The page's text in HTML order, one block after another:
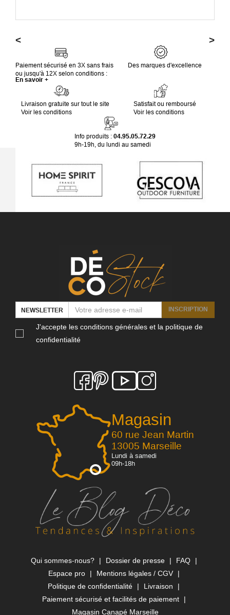
< >
Paiement sécurisé en 3X sans frais
ou jusqu'à 12X selon conditions :
En savoir +
Des marques d'excellence
Livraison gratuite sur tout le site
Voir les conditions
Satisfait ou remboursé
Voir les conditions
Info produits : 04.95.05.72.29
9h-19h, du lundi au samedi
Magasin
60 rue Jean Martin
13005 Marseille
Lundi à samedi
09h-18h
NEWSLETTER INSCRIPTION
J'accepte les conditions générales et la politique de
confidentialité
Qui sommes-nous? Dossier de presse
FAQ
Espace pro
Mentions légales / CGV
Politique de confidentialité
Livraison
Paiement sécurisé et facilités de paiement
Magasin Canapé Marseille